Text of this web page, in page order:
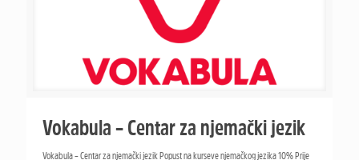
Vokabula – Centar za njemački jezik
Vokabula – Centar za njemački jezik Popust na kurseve njemačkog jezika 10% Prije